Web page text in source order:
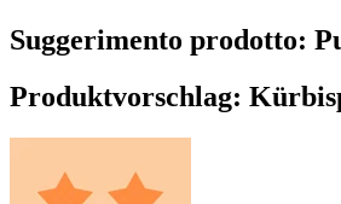
Suggerimento prodotto:
Produktvorschlag: